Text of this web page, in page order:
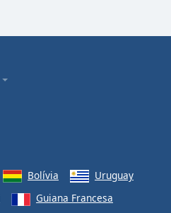
Bolívia
Uruguay
Guiana Francesa